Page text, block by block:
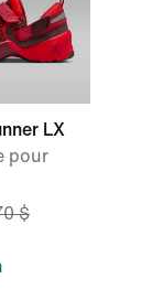
LX
pour
$